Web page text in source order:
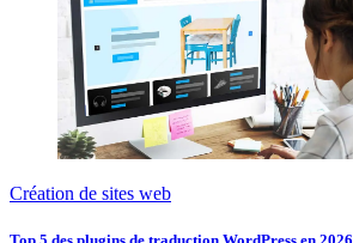
Création de sites web